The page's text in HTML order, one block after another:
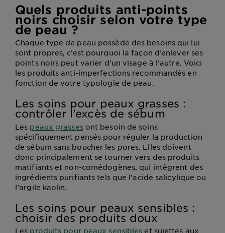
Quels produits anti-points
noirs choisir selon votre type
de peau ?
Chaque type de peau possède des besoins qui lui
sont propres, c’est pourquoi la façon d’enlever ses
points noirs peut varier d’un visage à l’autre. Voici
les produits anti-imperfections recommandés en
fonction de votre typologie de peau.
Les soins pour peaux grasses :
contrôler l’excès de sébum
Les peaux grassesont besoin de soins
spécifiquement pensés pour réguler la production
de sébum sans boucher les pores. Elles doivent
donc principalement se tourner vers des produits
matifiants et non-comédogènes, qui intègrent des
ingrédients purifiants tels que l’acide salicylique ou
l’argile kaolin.
Les soins pour peaux sensibles :
choisir des produits doux
Les produits pour peaux sensibles et sujettes aux